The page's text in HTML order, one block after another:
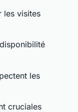
les visites
les
cruciales